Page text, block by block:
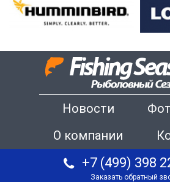
Новости
О компании
+7 (499) 398
Заказать обратный